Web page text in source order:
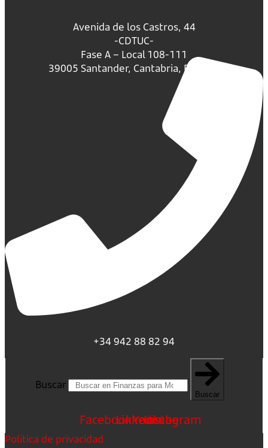
Avenida de los Castros, 44
-CDTUC-
Fase A – Local 108-111
39005 Santander, Cantabria, España.
+34 942 88 82 94
Buscar
Buscar
FacebookLinkedin
Youtube
Instagram
Política de privacidad